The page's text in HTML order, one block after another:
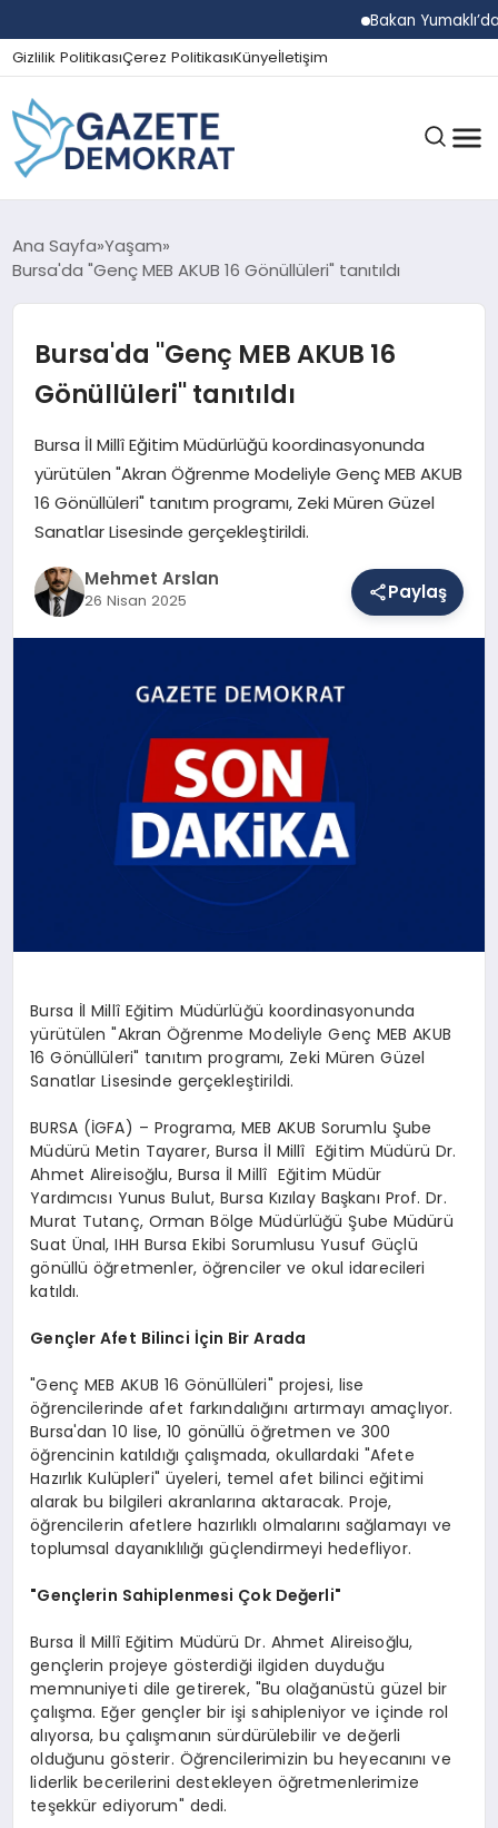
Bakan Yumaklı’dan
Gizlilik PolitikasıÇerez PolitikasıKünyeİletişim
GÜNDEM
SPOR
MAGAZIN
SAĞLIK
Ana Sayfa Yaşam
Bursa'da "Genç MEB AKUB 16 Gönüllüleri" tanıtıldı
Bursa'da "Genç MEB AKUB 16
Gönüllüleri" tanıtıldı
Bursa İl Millî Eğitim Müdürlüğü koordinasyonunda
yürütülen "Akran Öğrenme Modeliyle Genç MEB AKUB
16 Gönüllüleri" tanıtım programı, Zeki Müren Güzel
Sanatlar Lisesinde gerçekleştirildi.
Mehmet Arslan
26 Nisan 2025 Paylaş
Bursa İl Millî Eğitim Müdürlüğü koordinasyonunda
yürütülen "Akran Öğrenme Modeliyle Genç MEB AKUB
16 Gönüllüleri" tanıtım programı, Zeki Müren Güzel
Sanatlar Lisesinde gerçekleştirildi.
BURSA (İGFA) – Programa, MEB AKUB Sorumlu Şube
Müdürü Metin Tayarer, Bursa İl Millî Eğitim Müdürü Dr.
Ahmet Alireisoğlu, Bursa İl Millî Eğitim Müdür
Yardımcısı Yunus Bulut, Bursa Kızılay Başkanı Prof. Dr.
Murat Tutanç, Orman Bölge Müdürlüğü Şube Müdürü
Suat Ünal, IHH Bursa Ekibi Sorumlusu Yusuf Güçlü
gönüllü öğretmenler, öğrenciler ve okul idarecileri
katıldı.
Gençler Afet Bilinci İçin Bir Arada
"Genç MEB AKUB 16 Gönüllüleri" projesi, lise
öğrencilerinde afet farkındalığını artırmayı amaçlıyor.
Bursa'dan 10 lise, 10 gönüllü öğretmen ve 300
öğrencinin katıldığı çalışmada, okullardaki "Afete
Hazırlık Kulüpleri" üyeleri, temel afet bilinci eğitimi
alarak bu bilgileri akranlarına aktaracak. Proje,
öğrencilerin afetlere hazırlıklı olmalarını sağlamayı ve
toplumsal dayanıklılığı güçlendirmeyi hedefliyor.
"Gençlerin Sahiplenmesi Çok Değerli"
Bursa İl Millî Eğitim Müdürü Dr. Ahmet Alireisoğlu,
gençlerin projeye gösterdiği ilgiden duyduğu
memnuniyeti dile getirerek, "Bu olağanüstü güzel bir
çalışma. Eğer gençler bir işi sahipleniyor ve içinde rol
alıyorsa, bu çalışmanın sürdürülebilir ve değerli
olduğunu gösterir. Öğrencilerimizin bu heyecanını ve
liderlik becerilerini destekleyen öğretmenlerimize
teşekkür ediyorum" dedi.